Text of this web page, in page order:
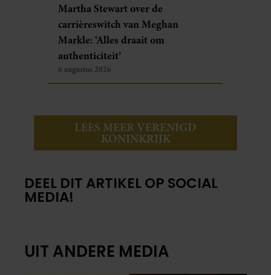
Martha Stewart over de
carrièreswitch van Meghan
Markle: ‘Alles draait om
authenticiteit’
6 augustus 2026
LEES MEER VERENIGD
KONINKRIJK
DEEL DIT ARTIKEL OP SOCIAL
MEDIA!
UIT ANDERE MEDIA